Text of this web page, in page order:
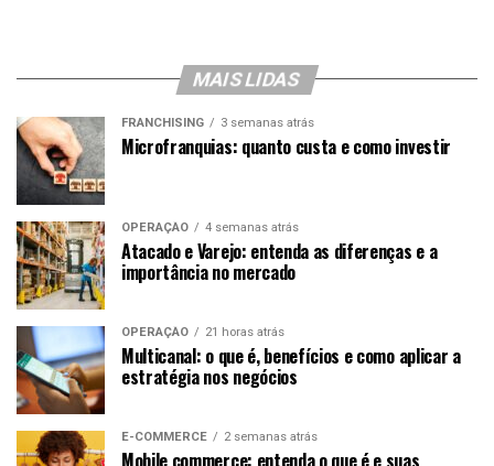
MAIS LIDAS
FRANCHISING 3 semanas atrás
Microfranquias: quanto custa e como investir
OPERAÇÃO 4 semanas atrás
Atacado e Varejo: entenda as diferenças e a
importância no mercado
OPERAÇÃO 21 horas atrás
Multicanal: o que é, benefícios e como aplicar a
estratégia nos negócios
E-COMMERCE 2 semanas atrás
Mobile commerce: entenda o que é e suas